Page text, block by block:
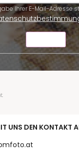
UNS DEN KONTAKT